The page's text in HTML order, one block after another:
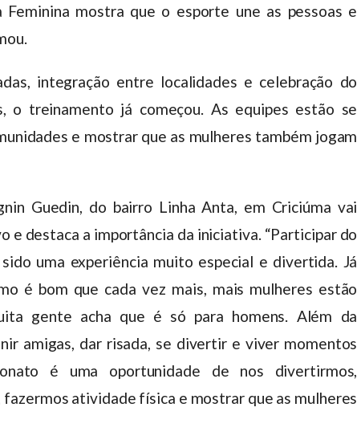
mostra que o esporte une as pessoas e
integração entre localidades e celebração do
o treinamento já começou. As equipes estão se
e mostrar que as mulheres também jogam
Guedin, do bairro Linha Anta, em Criciúma vai
e destaca a importância da iniciativa. “Participar do
uma experiência muito especial e divertida. Já
é bom que cada vez mais, mais mulheres estão
gente acha que é só para homens. Além da
amigas, dar risada, se divertir e viver momentos
é uma oportunidade de nos divertirmos,
atividade física e mostrar que as mulheres